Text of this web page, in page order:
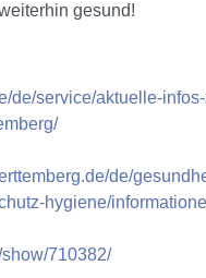
gesund!
de/service/aktuelle-
de/
hygiene/
710382/